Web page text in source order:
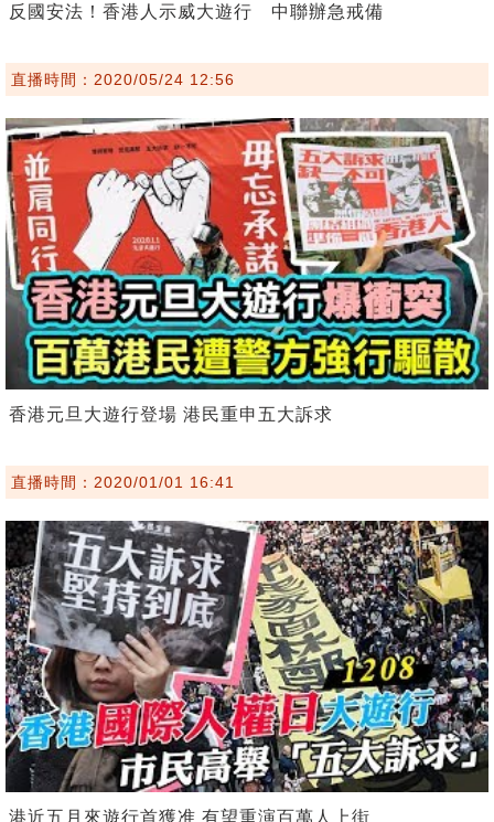
反國安法！香港人示威大遊行 中聯辦急戒備
直播時間：2020/05/24 12:56
香港元旦大遊行登場 港民重申五大訴求
直播時間：2020/01/01 16:41
港近五月來遊行首獲准 有望重演百萬人上街